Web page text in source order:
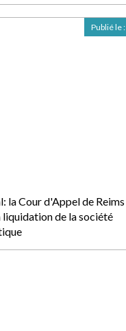
la Cour d'Appel de Reims
liquidation de la société
Publié le :